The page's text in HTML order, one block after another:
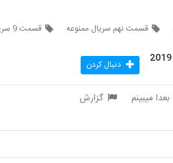
قسمت نهم سریال ممنوعه قسمت 9 سریال ممنوعه
دنبال کردن
بعدا میبینم گزارش